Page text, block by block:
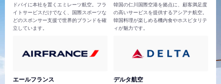
ドバイに本社を置くエミレーツ航空。フラ
イトサービスだけでなく、国際スポーツな
どのスポンサー支援で世界的ブランドを確
立しています。
韓国の仁川国際空港を拠点に、顧客満足度
の高いサービスを提供するアシアナ航空。
韓国料理が楽しめる機内食やホスピタリテ
ィが魅力です。
エールフランス デルタ航空